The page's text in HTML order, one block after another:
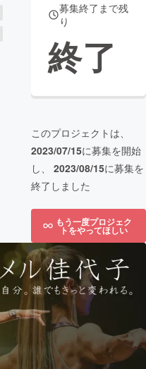
募集終了まで残
り
終了
このプロジェクトは、
2023/07/15に募集を開始
し、 2023/08/15に募集を
終了しました
もう一度プロジェク
トをやってほしい